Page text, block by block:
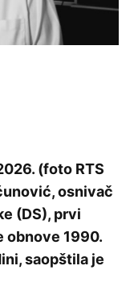
(foto RTS
osnivač
(DS), prvi
obnove 1990.
saopštila je